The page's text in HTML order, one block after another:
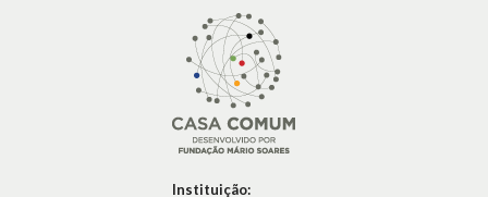
Instituição: